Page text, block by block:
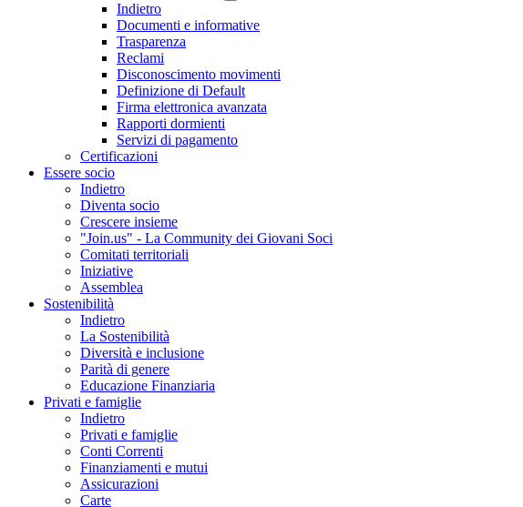
Indietro
Documenti e informative
Trasparenza
Reclami
Disconoscimento movimenti
Definizione di Default
Firma elettronica avanzata
Rapporti dormienti
Servizi di pagamento
Certificazioni
Essere socio
Indietro
Diventa socio
Crescere insieme
"Join.us" - La Community dei Giovani Soci
Comitati territoriali
Iniziative
Assemblea
Sostenibilità
Indietro
La Sostenibilità
Diversità e inclusione
Parità di genere
Educazione Finanziaria
Privati e famiglie
Indietro
Privati e famiglie
Conti Correnti
Finanziamenti e mutui
Assicurazioni
Carte